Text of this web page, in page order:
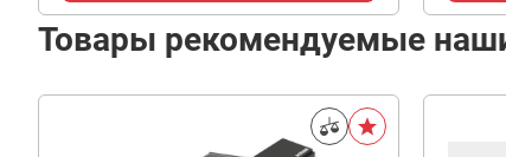
Товары рекомендуемые